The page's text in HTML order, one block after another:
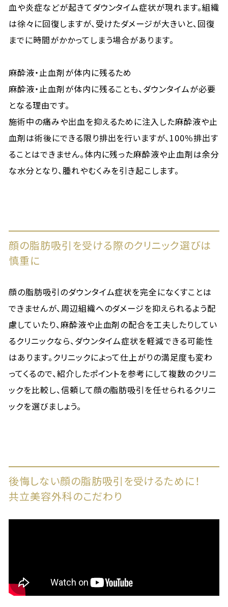
血や炎症などが起きてダウンタイム症状が現れます。組織
は徐々に回復しますが、受けたダメージが大きいと、回復
までに時間がかかってしまう場合があります。
麻酔液・止血剤が体内に残るため
麻酔液・止血剤が体内に残ることも、ダウンタイムが必要
となる理由です。
施術中の痛みや出血を抑えるために注入した麻酔液や止
血剤は術後にできる限り排出を行いますが、100％排出す
ることはできません。体内に残った麻酔液や止血剤は余分
な水分となり、腫れやむくみを引き起こします。
顔の脂肪吸引を受ける際のクリニック選びは
慎重に
顔の脂肪吸引のダウンタイム症状を完全になくすことは
できませんが、周辺組織へのダメージを抑えられるよう配
慮していたり、麻酔液や止血剤の配合を工夫したりしてい
るクリニックなら、ダウンタイム症状を軽減できる可能性
はあります。クリニックによって仕上がりの満足度も変わ
ってくるので、紹介したポイントを参考にして複数のクリニ
ックを比較し、信頼して顔の脂肪吸引を任せられるクリニ
ックを選びましょう。
後悔しない顔の脂肪吸引を受けるために！
共立美容外科のこだわり